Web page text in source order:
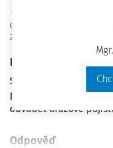
OaO ID
Zodpovězeno
Plné znění otázky
Společnost s r. o. má
provedení práce (10
odvádět úrazové
Odpověď